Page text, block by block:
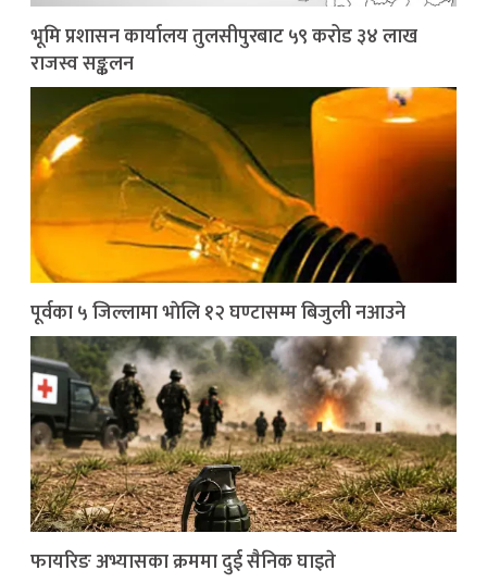
भूमि प्रशासन कार्यालय तुलसीपुरबाट ५९ करोड ३४ लाख
राजस्व सङ्कलन
पूर्वका ५ जिल्लामा भाेलि १२ घण्टासम्म बिजुली नआउने
फायरिङ अभ्यासका क्रममा दुई सैनिक घाइते